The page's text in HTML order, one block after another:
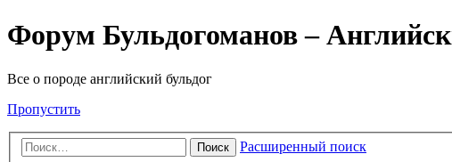
Форум Бульдогоманов –
Все о породе английский бульдог
Пропустить
Поиск Расширенный поиск